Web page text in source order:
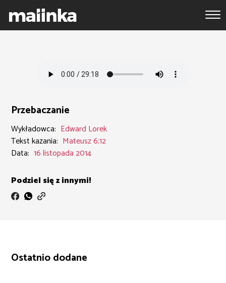
Przebaczanie
Wykładowca: Edward Lorek
Tekst kazania: Mateusz 6;12
Data: 16 listopada 2014
Podziel się z innymi!
Ostatnio dodane